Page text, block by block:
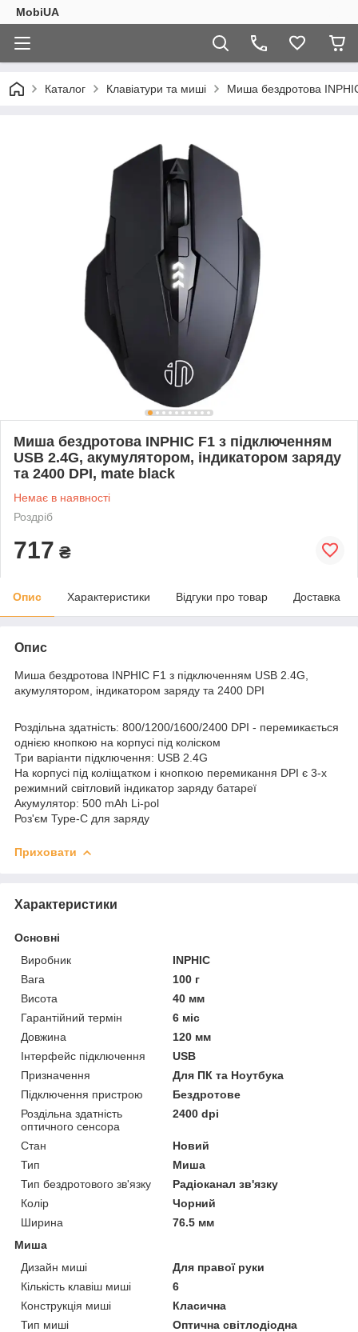
MobiUA
Каталог Клавіатури та миші Миша бездротова
Миша бездротова INPHIC F1 з підключенням
USB 2.4G, акумулятором, індикатором заряду
та 2400 DPI, mate black
Немає в наявності
Роздріб
717 ₴
Опис Характеристики Відгуки про товар Доставка
Опис
Миша бездротова INPHIC F1 з підключенням USB 2.4G,
акумулятором, індикатором заряду та 2400 DPI
Роздільна здатність: 800/1200/1600/2400 DPI - перемикається
однією кнопкою на корпусі під коліском
Три варіанти підключення: USB 2.4G
На корпусі під коліщатком і кнопкою перемикання DPI є 3-х
режимний світловий індикатор заряду батареї
Акумулятор: 500 mAh Li-pol
Роз'єм Type-C для заряду
Приховати
Характеристики
Основні
Виробник
INPHIC
Вага
100 г
Висота
40 мм
Гарантійний термін
6 міс
Довжина
120 мм
Інтерфейс підключення
USB
Призначення
Для ПК та Ноутбука
Підключення пристрою
Бездротове
Роздільна здатність
оптичного сенсора
2400 dpi
Стан
Новий
Тип
Миша
Тип бездротового зв'язку
Радіоканал зв'язку
Колір
Чорний
Ширина
76.5 мм
Миша
Дизайн миші
Для правої руки
Кількість клавіш миші
6
Конструкція миші
Класична
Тип миші
Оптична світлодіодна